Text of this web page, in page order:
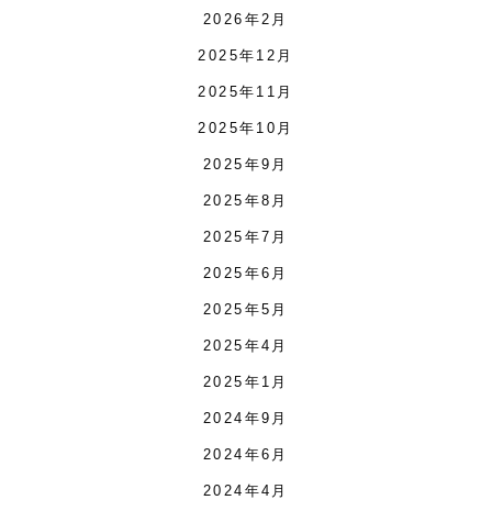
2026年2月
2025年12月
2025年11月
2025年10月
2025年9月
2025年8月
2025年7月
2025年6月
2025年5月
2025年4月
2025年1月
2024年9月
2024年6月
2024年4月